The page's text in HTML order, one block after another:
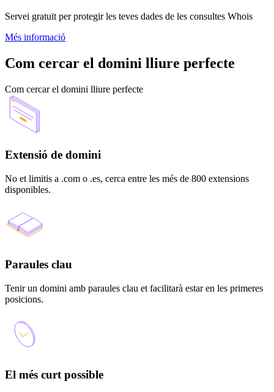
Servei gratuït per protegir les teves dades de les consultes Whois
Més informació
Com cercar el domini lliure perfecte
Com cercar el domini lliure perfecte
Extensió de domini
No et limitis a .com o .es, cerca entre les més de 800 extensions
disponibles.
Paraules clau
Tenir un domini amb paraules clau et facilitarà estar en les primeres
posicions.
El més curt possible